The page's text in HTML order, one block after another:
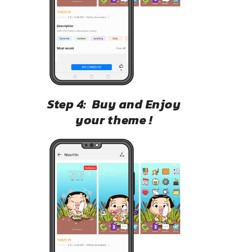
Step 4: Buy and Enjoy
your theme !